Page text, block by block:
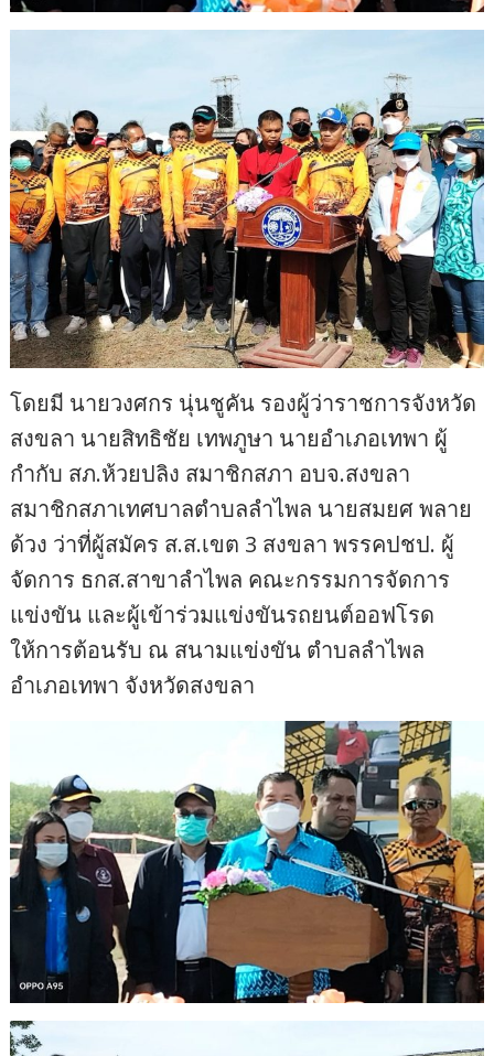
โดยมี นายวงศกร นุ่นชูคัน รองผู้ว่าราชการจังหวัด
สงขลา นายสิทธิชัย เทพภูษา นายอำเภอเทพา ผู้
กำกับ สภ.ห้วยปลิง สมาชิกสภา อบจ.สงขลา
สมาชิกสภาเทศบาลตำบลลำไพล นายสมยศ พลาย
ด้วง ว่าที่ผู้สมัคร ส.ส.เขต 3 สงขลา พรรคปชป. ผู้
จัดการ ธกส.สาขาลำไพล คณะกรรมการจัดการ
แข่งขัน และผู้เข้าร่วมแข่งขันรถยนต์ออฟโรด
ให้การต้อนรับ ณ สนามแข่งขัน ตำบลลำไพล
อำเภอเทพา จังหวัดสงขลา